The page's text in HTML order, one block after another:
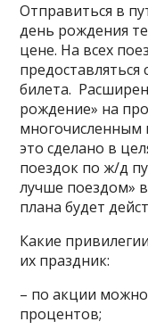
Отправиться в
день рождения
цене. На всех
билета.
рождение» на
многочисленным
это сделано в
поездок по ж/д
лучше поездом»
плана будет
Какие
их праздник:
– по акции
процентов;